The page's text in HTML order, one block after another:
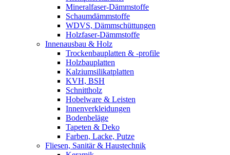
Mineralfaser-Dämmstoffe
Schaumdämmstoffe
WDVS, Dämmschüttungen
Holzfaser-Dämmstoffe
Innenausbau & Holz
Trockenbauplatten & -profile
Holzbauplatten
Kalziumsilikatplatten
KVH, BSH
Schnittholz
Hobelware & Leisten
Innenverkleidungen
Bodenbeläge
Tapeten & Deko
Farben, Lacke, Putze
Fliesen, Sanitär & Haustechnik